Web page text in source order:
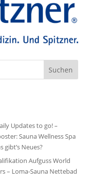
Updates to go! –
Sauna Wellness Spa
gibt’s Neues?
Aufguss World
– Loma-Sauna Nettebad